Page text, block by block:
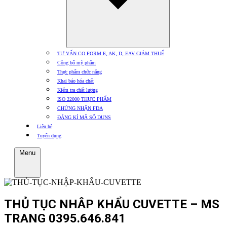
TƯ VẤN CO FORM E, AK, D, EAV GIẢM THUẾ
Công bố mỹ phẩm
Thực phẩm chức năng
Khai báo hóa chất
Kiểm tra chất lượng
ISO 22000 THỰC PHẨM
CHỨNG NHẬN FDA
ĐĂNG KÍ MÃ SỐ DUNS
Liên hệ
Tuyển dụng
Menu
THỦ TỤC NHÂP KHẨU CUVETTE – MS
TRANG 0395.646.841